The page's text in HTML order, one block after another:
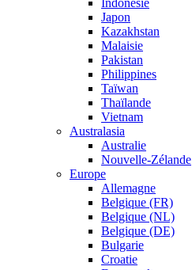
Indonésie
Japon
Kazakhstan
Malaisie
Pakistan
Philippines
Taïwan
Thaïlande
Vietnam
Australasia
Australie
Nouvelle-Zélande
Europe
Allemagne
Belgique (FR)
Belgique (NL)
Belgique (DE)
Bulgarie
Croatie